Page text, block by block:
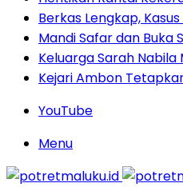
Berkas Lengkap,
Mandi Safar dan Buka
Keluarga Sarah
Kejari Ambon
YouTube
Menu